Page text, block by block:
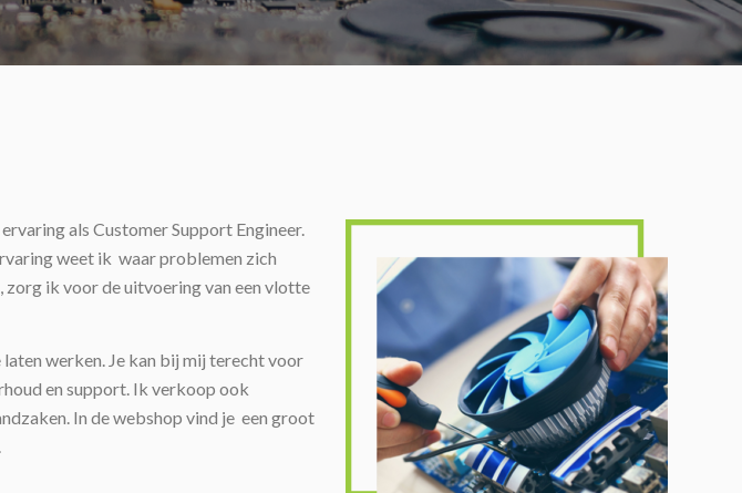
als Customer Support Engineer.
weet ik waar problemen zich
ik voor de uitvoering van een vlotte
werken. Je kan bij mij terecht voor
en support. Ik verkoop ook
In de webshop vind je een groot